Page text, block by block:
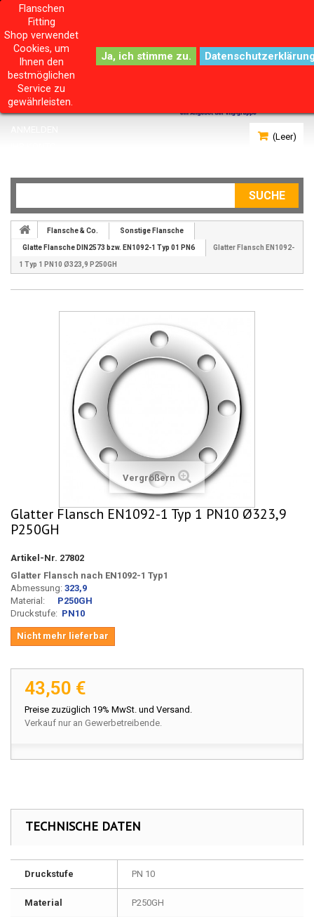
(Leer)
SUCHE
Flanschen
Fitting
Shop verwendet
Cookies, um
Ihnen den
bestmöglichen
Service zu
gewährleisten.
Flansche & Co. Sonstige Flansche
Glatte Flansche DIN2573 bzw. EN1092-1 Typ 01 PN6 Glatter Flansch EN1092-
1 Typ 1 PN10 Ø323,9 P250GH
Vergrößern
Glatter Flansch EN1092-1 Typ 1 PN10 Ø323,9
P250GH
Artikel-Nr. 27802
Glatter Flansch nach EN1092-1 Typ1
Abmessung: 323,9
Material: P250GH
Druckstufe: PN10
Nicht mehr lieferbar
43,50 €
Preise zuzüglich 19% MwSt. und Versand.
Verkauf nur an Gewerbetreibende.
TECHNISCHE DATEN
Druckstufe PN 10
Material P250GH